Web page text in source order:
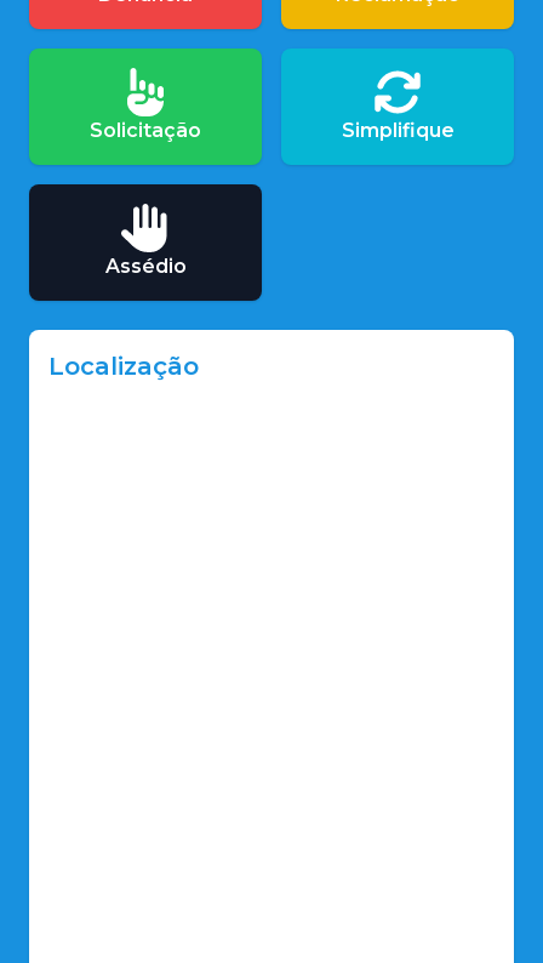
Solicitação Simplifique
Assédio
Localização